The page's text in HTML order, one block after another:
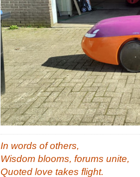
In words of others,
Wisdom blooms, forums unite,
Quoted love takes flight.